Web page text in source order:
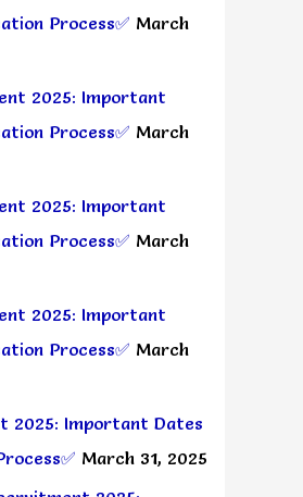
Process✅ March
2025: Important
Process✅ March
2025: Important
Process✅ March
2025: Important
Process✅ March
2025: Important Dates
March 31, 2025